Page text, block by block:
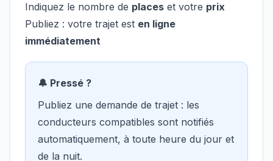
Indiquez le nombre de places et votre prix
Publiez : votre trajet est en ligne
immédiatement
🔔 Pressé ?
Publiez une demande de trajet : les
conducteurs compatibles sont notifiés
automatiquement, à toute heure du jour et
de la nuit.